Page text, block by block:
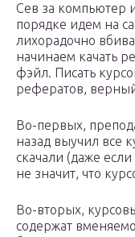
Сев за компьютер
порядке идем на
лихорадочно
начинаем качать
фэйл. Писать
рефератов,
Во-первых,
назад выучил все
скачали (даже
не значит, что
Во-вторых,
содержат